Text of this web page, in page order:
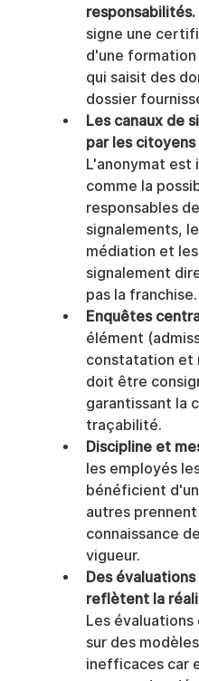
responsabilités.
signe une
d'une
qui saisit des
dossier
Les canaux de
par les
L'anonymat
comme la
responsables
signalements,
médiation et
signalement
pas la franchise.
Enquêtes
élément
constatation et
doit être
garantissant la
traçabilité.
Discipline et
les employés
bénéficient
autres
connaissance
vigueur.
Des
reflètent la
Les évaluations
sur des
inefficaces car